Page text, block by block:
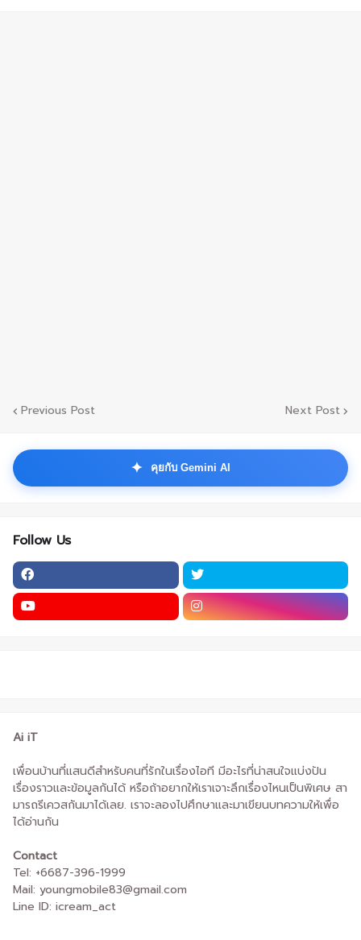
Previous Post Next Post
✦ คุยกับ Gemini AI
Follow Us
Ai iT
เพื่อนบ้านที่แสนดีสำหรับคนที่รักในเรื่องไอที มีอะไรที่น่าสนใจแบ่งปัน
เรื่องราวและข้อมูลกันได้ หรือถ้าอยากให้เราเจาะลึกเรื่องไหนเป็นพิเศษ สา
มารถรีเควสกันมาได้เลย. เราจะลองไปศึกษาและมาเขียนบทความให้เพื่อ
ได้อ่านกัน
Contact
Tel: +6687-396-1999
Mail: youngmobile83@gmail.com
Line ID: icream_act